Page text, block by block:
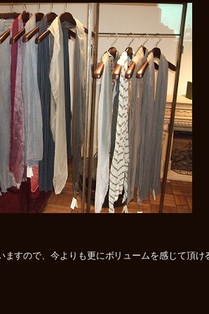
すので、今よりも更にボリュームを感じて頂け